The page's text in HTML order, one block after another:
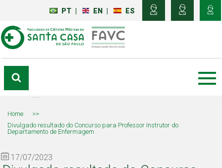
PT EN ES
Home
>>
Divulgado resultado do Concurso para Professor Instrutor do
Departamento de Enfermagem
17/07/2023